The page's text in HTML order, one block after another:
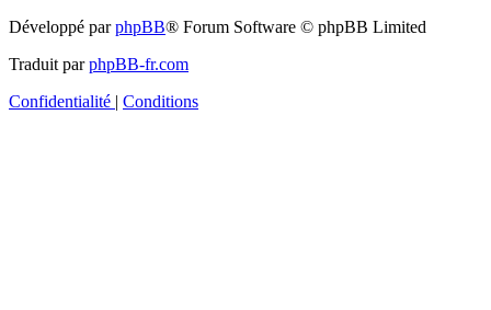
Développé parphpBB® Forum Software © phpBB Limited
Traduit parphpBB-fr.com
Confidentialité | Conditions